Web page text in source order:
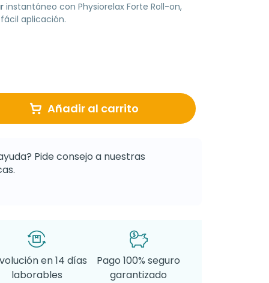
instantáneo con Physiorelax Forte Roll-on,
aplicación.
Añadir al carrito
Pide consejo a nuestras
en 14 días
laborables
Pago 100% seguro
garantizado